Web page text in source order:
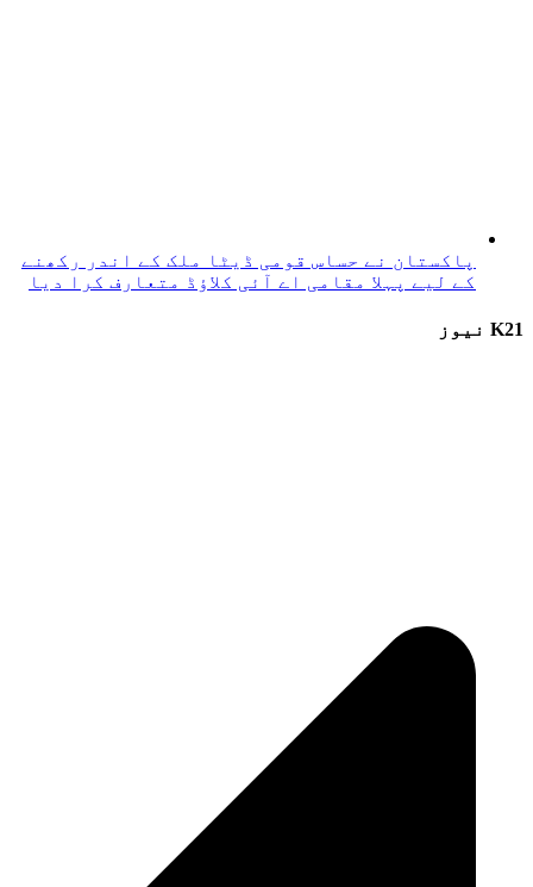
پاکستان نے حساس قومی ڈیٹا ملک کے اندر رکھنے
کے لیے پہلا مقامی اے آئی کلاؤڈ متعارف کرا دیا
K21 نیوز